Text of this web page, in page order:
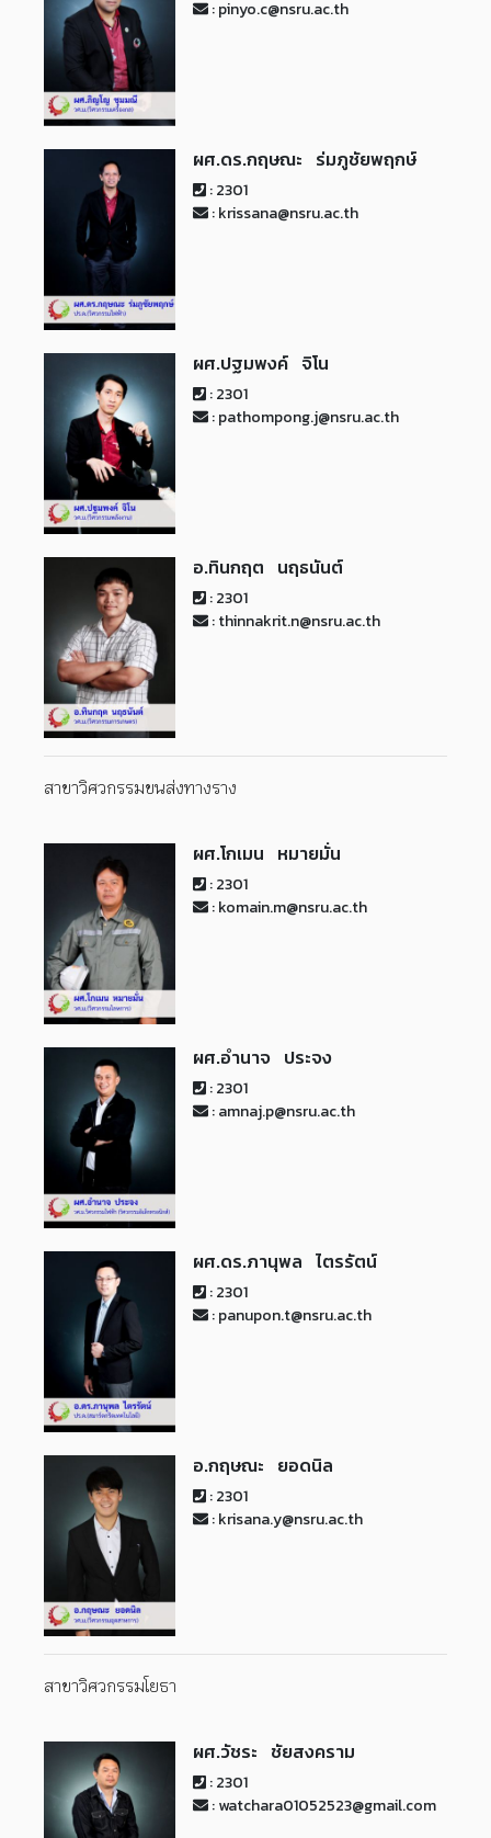
: pinyo.c@nsru.ac.th
ผศ.ดร.กฤษณะ ร่มภูชัยพฤกษ์
: 2301
: krissana@nsru.ac.th
ผศ.ปฐมพงค์ จิโน
: 2301
: pathompong.j@nsru.ac.th
อ.ทินกฤต นฤธนันต์
: 2301
: thinnakrit.n@nsru.ac.th
สาขาวิศวกรรมขนส่งทางราง
ผศ.โกเมน หมายมั่น
: 2301
: komain.m@nsru.ac.th
ผศ.อำนาจ ประจง
: 2301
: amnaj.p@nsru.ac.th
ผศ.ดร.ภานุพล ไตรรัตน์
: 2301
: panupon.t@nsru.ac.th
อ.กฤษณะ ยอดนิล
: 2301
: krisana.y@nsru.ac.th
สาขาวิศวกรรมโยธา
ผศ.วัชระ ชัยสงคราม
: 2301
: watchara01052523@gmail.com